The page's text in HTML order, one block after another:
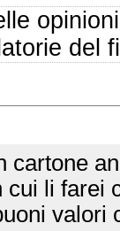
del
cartone
li farei
valori